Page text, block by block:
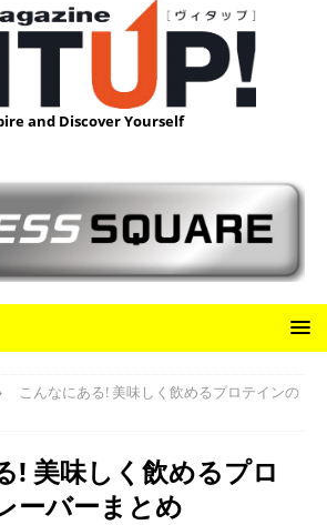
and Discover Yourself
こんなにある! 美味しく飲めるプロテインの
! 美味しく飲めるプロ
ーバーまとめ